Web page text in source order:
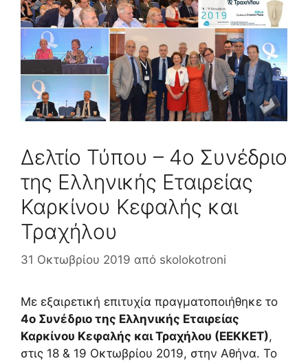
Δελτίο Τύπου – 4ο Συνέδριο
της Ελληνικής Εταιρείας
Καρκίνου Κεφαλής και
Τραχήλου
31 Οκτωβρίου 2019 από skolokotroni
Με εξαιρετική επιτυχία πραγματοποιήθηκε το
4ο Συνέδριο της Ελληνικής Εταιρείας
Καρκίνου Κεφαλής και Τραχήλου (ΕΕΚΚΕΤ),
στις 18 & 19 Οκτωβρίου 2019, στην Αθήνα. Το